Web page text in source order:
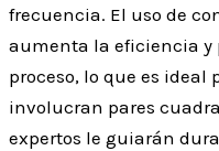
frecuencia. El uso de
aumenta la eficiencia y
proceso, lo que es
involucran pares
expertos le guiarán